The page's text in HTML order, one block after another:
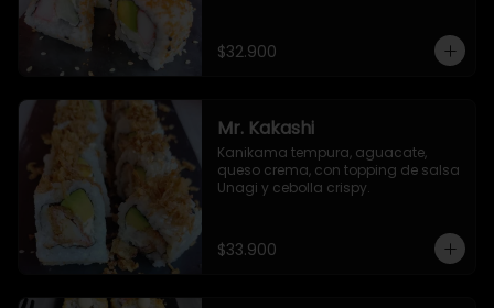
$32.900
Mr. Kakashi
Kanikama tempura, aguacate,
queso crema, con topping de salsa
Unagi y cebolla crispy.
$33.900